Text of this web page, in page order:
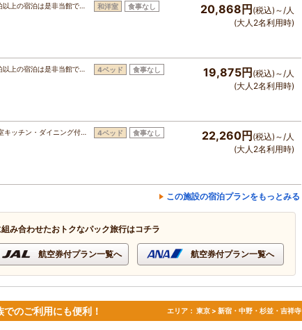
以上の宿泊は是非当館で… 和洋室 食事なし 20,868円 (税込)～/人
(大人2名利用時)
以上の宿泊は是非当館で… 4ベッド 食事なし 19,875円 (税込)～/人
(大人2名利用時)
キッチン・ダイニング付… 4ベッド 食事なし 22,260円 (税込)～/人
(大人2名利用時)
この施設の宿泊プランをもっとみる
み合わせたおトクなパック旅行はコチラ
航空券付プラン一覧へ 航空券付プラン一覧へ
のご利用にも便利！ エリア： 東京 > 新宿・中野・杉並・吉祥寺